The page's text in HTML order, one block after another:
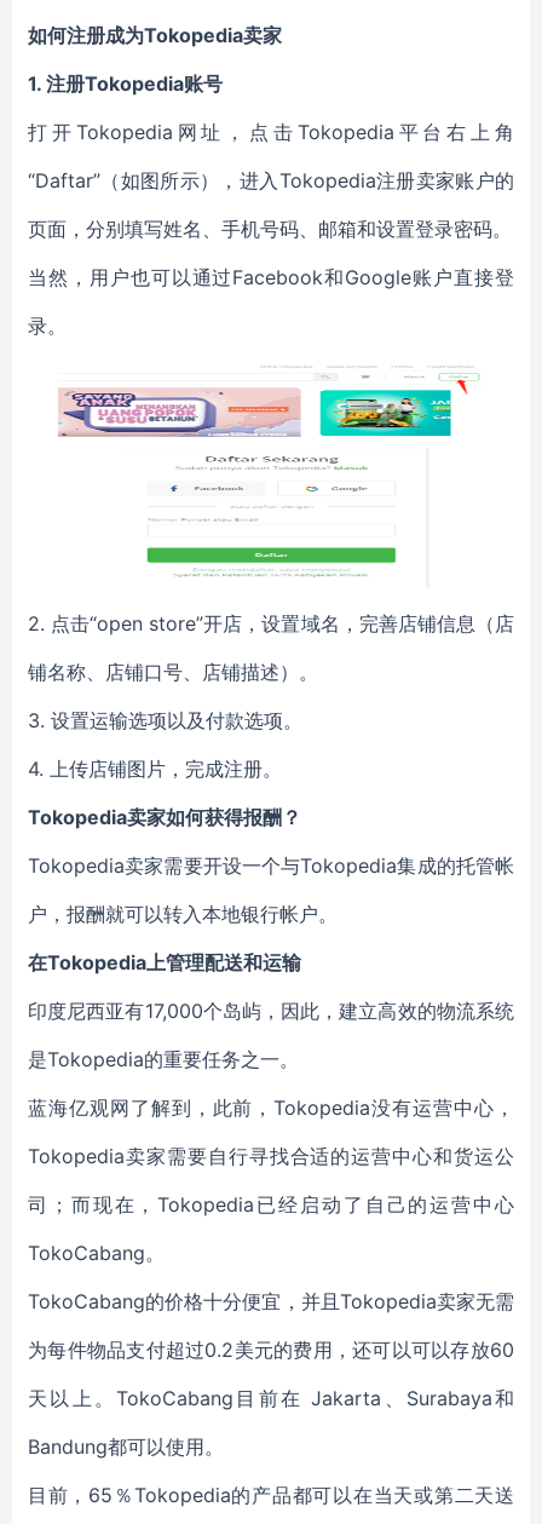
如何注册成为Tokopedia卖家
1. 注册Tokopedia账号
打开Tokopedia网址，点击Tokopedia平台右上角
“Daftar”（如图所示），进入Tokopedia注册卖家账户的
页面，分别填写姓名、手机号码、邮箱和设置登录密码。
当然，用户也可以通过Facebook和Google账户直接登
录。
2. 点击“open store”开店，设置域名，完善店铺信息（店
铺名称、店铺口号、店铺描述）。
3. 设置运输选项以及付款选项。
4. 上传店铺图片，完成注册。
Tokopedia卖家如何获得报酬？
Tokopedia卖家需要开设一个与Tokopedia集成的托管帐
户，报酬就可以转入本地银行帐户。
在Tokopedia上管理配送和运输
印度尼西亚有17,000个岛屿，因此，建立高效的物流系统
是Tokopedia的重要任务之一。
蓝海亿观网了解到，此前，Tokopedia没有运营中心，
Tokopedia卖家需要自行寻找合适的运营中心和货运公
司；而现在，Tokopedia已经启动了自己的运营中心
TokoCabang。
TokoCabang的价格十分便宜，并且Tokopedia卖家无需
为每件物品支付超过0.2美元的费用，还可以可以存放60
天以上。TokoCabang目前在 Jakarta、Surabaya和
Bandung都可以使用。
目前，65％Tokopedia的产品都可以在当天或第二天送